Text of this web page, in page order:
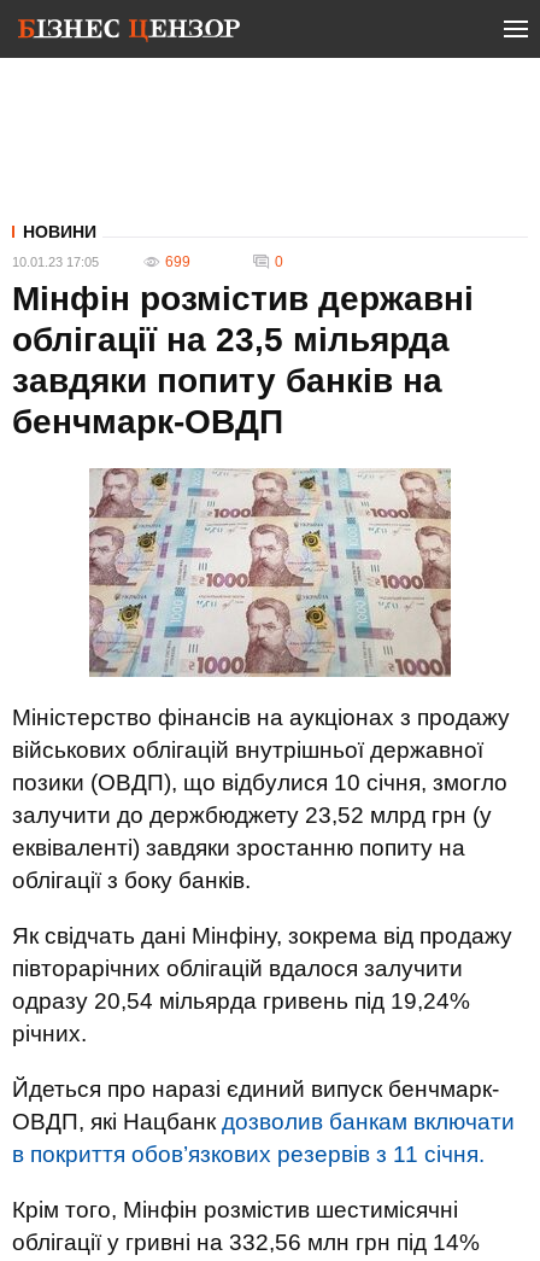
НОВИНИ
10.01.23 17:05 699 0
Мінфін розмістив державні
облігації на 23,5 мільярда
завдяки попиту банків на
бенчмарк-ОВДП
Міністерство фінансів на аукціонах з продажу
військових облігацій внутрішньої державної
позики (ОВДП), що відбулися 10 січня, змогло
залучити до держбюджету 23,52 млрд грн (у
еквіваленті) завдяки зростанню попиту на
облігації з боку банків.
Як свідчать дані Мінфіну, зокрема від продажу
півторарічних облігацій вдалося залучити
одразу 20,54 мільярда гривень під 19,24%
річних.
Йдеться про наразі єдиний випуск бенчмарк-
ОВДП, які Нацбанк дозволив банкам включати
в покриття обов’язкових резервів з 11 січня.
Крім того, Мінфін розмістив шестимісячні
облігації у гривні на 332,56 млн грн під 14%